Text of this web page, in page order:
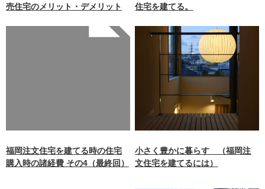
売住宅のメリット・デメリット
住宅を建てる。
content/themes/nagasaki/f
unctions.phpon line 87
福岡注文住宅を建てる時の住宅
購入時の諸経費 その4（最終回）
小さく豊かに暮らす （福岡注
文住宅を建てるには）